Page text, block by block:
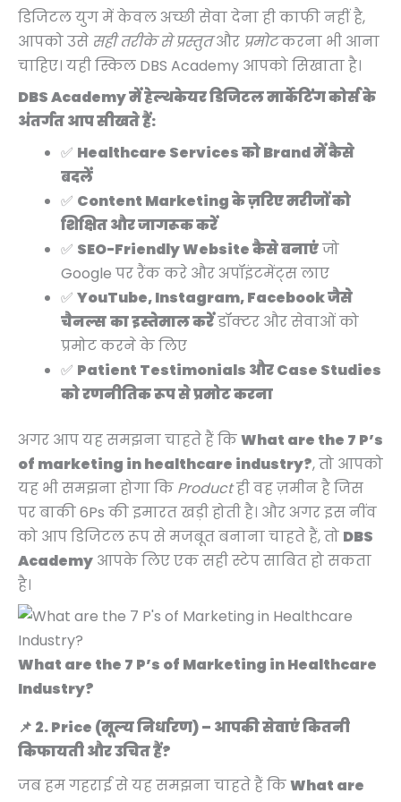
डिजिटल युग में केवल अच्छी सेवा देना ही काफी नहीं है,
आपको उसे सही तरीके से प्रस्तुतऔर प्रमोटकरना भी आना
चाहिए। यही स्किल DBS Academy आपको सिखाता है।
DBS Academy में हेल्थकेयर डिजिटल मार्केटिंग कोर्स के
अंतर्गत आप सीखते हैं:
✅ Healthcare Services को Brand में कैसे
बदलें
✅ Content Marketing के ज़रिए मरीजों को
शिक्षित और जागरूक करें
✅ SEO-Friendly Website कैसे बनाएंजो
Google पर रैंक करे और अपॉइंटमेंट्स लाए
✅ YouTube, Instagram, Facebook जैसे
चैनल्स का इस्तेमाल करेंडॉक्टर और सेवाओं को
प्रमोट करने के लिए
✅ Patient Testimonials और Case Studies
को रणनीतिक रूप से प्रमोट करना
अगर आप यह समझना चाहते हैं किWhat are the 7 P’s
of marketing in healthcare industry?, तो आपको
यह भी समझना होगा कि Productही वह ज़मीन है जिस
पर बाकी 6Ps की इमारत खड़ी होती है। और अगर इस नींव
को आप डिजिटल रूप से मजबूत बनाना चाहते हैं, तो DBS
Academy आपके लिए एक सही स्टेप साबित हो सकता
है।
What are the 7 P’s of Marketing in Healthcare
Industry?
📌 2. Price (मूल्य निर्धारण) – आपकी सेवाएं कितनी
किफायती और उचित हैं?
जब हम गहराई से यह समझना चाहते हैं किWhat are